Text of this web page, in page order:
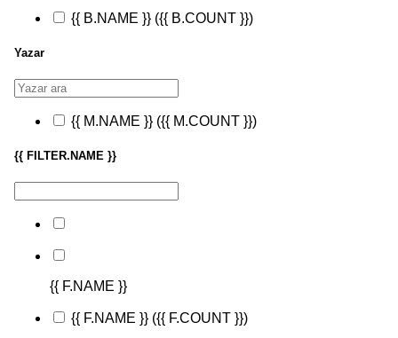
{{ B.NAME }} ({{ B.COUNT }})
Yazar
{{ M.NAME }} ({{ M.COUNT }})
{{ FILTER.NAME }}
{{ F.NAME }}
{{ F.NAME }} ({{ F.COUNT }})